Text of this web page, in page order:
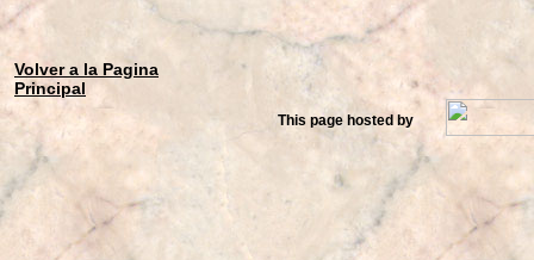
Volver a la Pagina
Principal
This page hosted by